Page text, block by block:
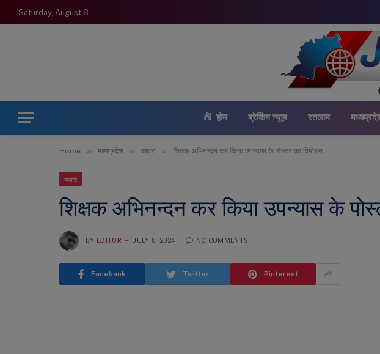
Saturday, August 8
होम ब्रेकिंग न्यूज़ रतलाम
Home » मध्यप्रदेश » जावरा » शिक्षक अभिनन्दन कर किया उपन्यास के पोस्टर का विमोचन
जावरा
शिक्षक अभिनन्दन कर किया उपन्यास के
BY EDITOR JULY 8, 2024 NO COMMENTS
Facebook Twitter Pinterest